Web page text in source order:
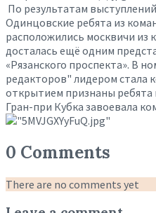
По результатам
Одинцовские ребята из
расположились москвичи из
досталась ещё одним
«Рязанского проспекта». В
редакторов" лидером стала
открытием признаны ребята
Гран-при Кубка завоевала
0 Comments
There are no comments yet